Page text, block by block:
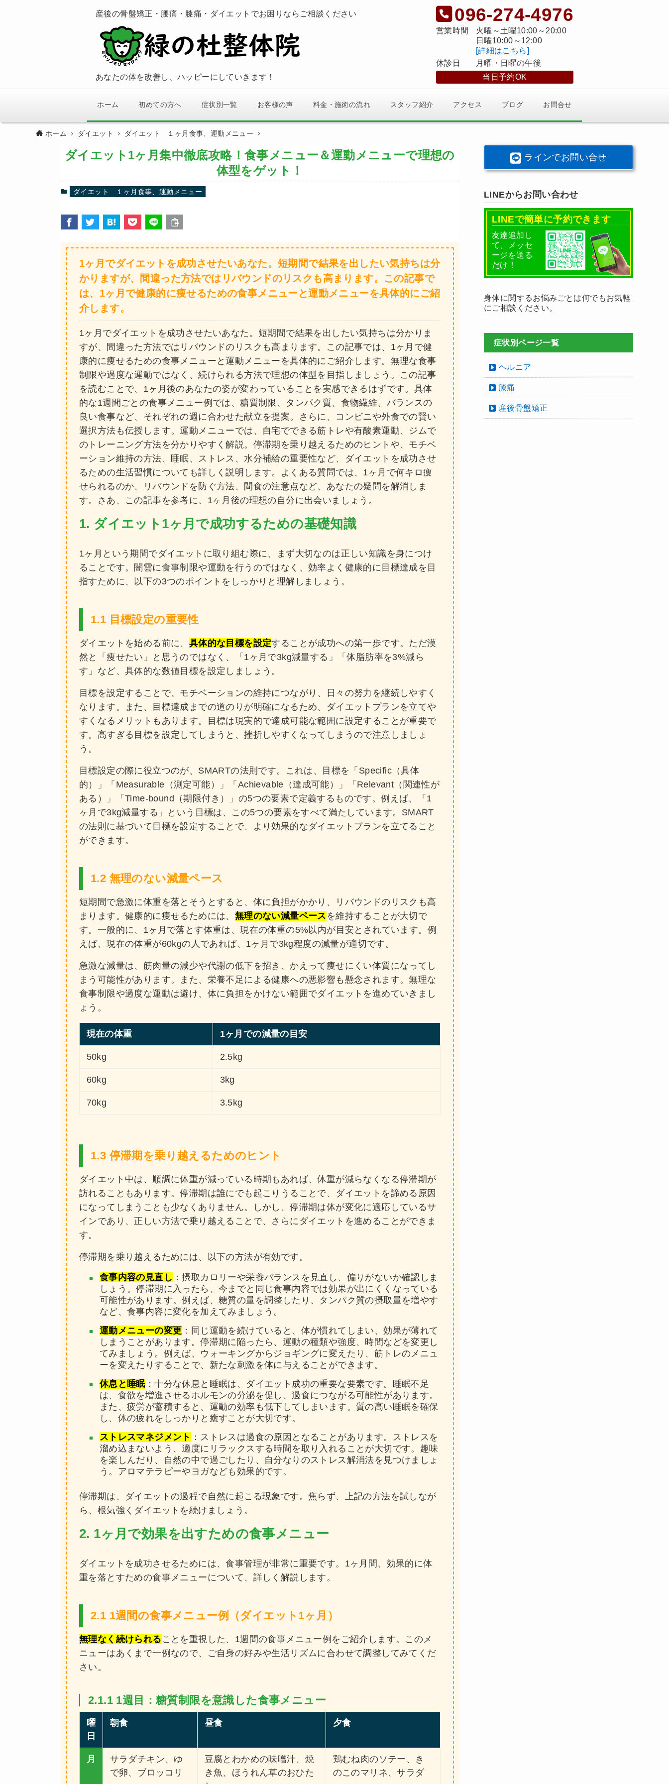
産後の骨盤矯正・腰痛・膝痛・ダイエットでお困りならご相談ください
あなたの体を改善し、ハッピーにしていきます！
096-274-4976
営業時間
火曜～土曜10:00～20:00
日曜10:00～12:00
[詳細はこちら]
休診日
月曜・日曜の午後
当日予約OK
ホーム 初めての方へ 症状別一覧 お客様の声 料金・施術の流れ スタッフ紹介 アクセス ブログ お問合せ
ホーム ダイエット ダイエット １ヶ月食事、運動メニュー
ダイエット1ヶ月集中徹底攻略！食事メニュー＆運動メニューで理想の
体型をゲット！
ダイエット １ヶ月食事、運動メニュー
1ヶ月でダイエットを成功させたいあなた。短期間で結果を出したい気持ちは分
かりますが、間違った方法ではリバウンドのリスクも高まります。この記事で
は、1ヶ月で健康的に痩せるための食事メニューと運動メニューを具体的にご紹
介します。
1ヶ月でダイエットを成功させたいあなた。短期間で結果を出したい気持ちは分かりま
すが、間違った方法ではリバウンドのリスクも高まります。この記事では、1ヶ月で健
康的に痩せるための食事メニューと運動メニューを具体的にご紹介します。無理な食事
制限や過度な運動ではなく、続けられる方法で理想の体型を目指しましょう。この記事
を読むことで、1ヶ月後のあなたの姿が変わっていることを実感できるはずです。具体
的な1週間ごとの食事メニュー例では、糖質制限、タンパク質、食物繊維、バランスの
良い食事など、それぞれの週に合わせた献立を提案。さらに、コンビニや外食での賢い
選択方法も伝授します。運動メニューでは、自宅でできる筋トレや有酸素運動、ジムで
のトレーニング方法を分かりやすく解説。停滞期を乗り越えるためのヒントや、モチベ
ーション維持の方法、睡眠、ストレス、水分補給の重要性など、ダイエットを成功させ
るための生活習慣についても詳しく説明します。よくある質問では、1ヶ月で何キロ痩
せられるのか、リバウンドを防ぐ方法、間食の注意点など、あなたの疑問を解消しま
す。さあ、この記事を参考に、1ヶ月後の理想の自分に出会いましょう。
1. ダイエット1ヶ月で成功するための基礎知識
1ヶ月という期間でダイエットに取り組む際に、まず大切なのは正しい知識を身につけ
ることです。闇雲に食事制限や運動を行うのではなく、効率よく健康的に目標達成を目
指すために、以下の3つのポイントをしっかりと理解しましょう。
1.1 目標設定の重要性
ダイエットを始める前に、 具体的な目標を設定することが成功への第一歩です。ただ漠
然と「痩せたい」と思うのではなく、「1ヶ月で3kg減量する」「体脂肪率を3%減ら
す」など、具体的な数値目標を設定しましょう。
目標を設定することで、モチベーションの維持につながり、日々の努力を継続しやすく
なります。また、目標達成までの道のりが明確になるため、ダイエットプランを立てや
すくなるメリットもあります。目標は現実的で達成可能な範囲に設定することが重要で
す。高すぎる目標を設定してしまうと、挫折しやすくなってしまうので注意しましょ
う。
目標設定の際に役立つのが、SMARTの法則です。これは、目標を「Specific（具体
的）」「Measurable（測定可能）」「Achievable（達成可能）」「Relevant（関連性が
ある）」「Time-bound（期限付き）」の5つの要素で定義するものです。例えば、「1
ヶ月で3kg減量する」という目標は、この5つの要素をすべて満たしています。SMART
の法則に基づいて目標を設定することで、より効果的なダイエットプランを立てること
ができます。
1.2 無理のない減量ペース
短期間で急激に体重を落とそうとすると、体に負担がかかり、リバウンドのリスクも高
まります。健康的に痩せるためには、 無理のない減量ペース を維持することが大切で
す。一般的に、1ヶ月で落とす体重は、現在の体重の5%以内が目安とされています。例
えば、現在の体重が60kgの人であれば、1ヶ月で3kg程度の減量が適切です。
急激な減量は、筋肉量の減少や代謝の低下を招き、かえって痩せにくい体質になってし
まう可能性があります。また、栄養不足による健康への悪影響も懸念されます。無理な
食事制限や過度な運動は避け、体に負担をかけない範囲でダイエットを進めていきまし
ょう。
現在の体重 1ヶ月での減量の目安
50kg 2.5kg
60kg 3kg
70kg 3.5kg
1.3 停滞期を乗り越えるためのヒント
ダイエット中は、順調に体重が減っている時期もあれば、体重が減らなくなる停滞期が
訪れることもあります。停滞期は誰にでも起こりうることで、ダイエットを諦める原因
になってしまうことも少なくありません。しかし、停滞期は体が変化に適応しているサ
インであり、正しい方法で乗り越えることで、さらにダイエットを進めることができま
す。
停滞期を乗り越えるためには、以下の方法が有効です。
食事内容の見直し ：摂取カロリーや栄養バランスを見直し、偏りがないか確認しま
しょう。停滞期に入ったら、今までと同じ食事内容では効果が出にくくなっている
可能性があります。例えば、糖質の量を調整したり、タンパク質の摂取量を増やす
など、食事内容に変化を加えてみましょう。
運動メニューの変更 ：同じ運動を続けていると、体が慣れてしまい、効果が薄れて
しまうことがあります。停滞期に陥ったら、運動の種類や強度、時間などを変更し
てみましょう。例えば、ウォーキングからジョギングに変えたり、筋トレのメニュ
ーを変えたりすることで、新たな刺激を体に与えることができます。
休息と睡眠：十分な休息と睡眠は、ダイエット成功の重要な要素です。睡眠不足
は、食欲を増進させるホルモンの分泌を促し、過食につながる可能性があります。
また、疲労が蓄積すると、運動の効率も低下してしまいます。質の高い睡眠を確保
し、体の疲れをしっかりと癒すことが大切です。
ストレスマネジメント ：ストレスは過食の原因となることがあります。ストレスを
溜め込まないよう、適度にリラックスする時間を取り入れることが大切です。趣味
を楽しんだり、自然の中で過ごしたり、自分なりのストレス解消法を見つけましょ
う。アロマテラピーやヨガなども効果的です。
停滞期は、ダイエットの過程で自然に起こる現象です。焦らず、上記の方法を試しなが
ら、根気強くダイエットを続けましょう。
2. 1ヶ月で効果を出すための食事メニュー
ダイエットを成功させるためには、食事管理が非常に重要です。1ヶ月間、効果的に体
重を落とすための食事メニューについて、詳しく解説します。
2.1 1週間の食事メニュー例（ダイエット1ヶ月）
無理なく続けられる ことを重視した、1週間の食事メニュー例をご紹介します。このメ
ニューはあくまで一例なので、ご自身の好みや生活リズムに合わせて調整してみてくだ
さい。
2.1.1 1週目：糖質制限を意識した食事メニュー
曜
日
朝食 昼食 夕食
月
サラダチキン、ゆ
で卵、ブロッコリ
豆腐とわかめの味噌汁、焼
き魚、ほうれん草のおひた
鶏むね肉のソテー、き
のこのマリネ、サラダ
ラインでお問い合せ
LINEからお問い合わせ
LINEで簡単に予約できます
友達追加し
て、メッセ
ージを送る
だけ！
身体に関するお悩みごとは何でもお気軽
にご相談ください。
症状別ページ一覧
ヘルニア
膝痛
産後骨盤矯正